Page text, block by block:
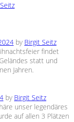
by Birgit Seitz
findet
statt und
Jahren.
by Birgit Seitz
unser legendäres
auf allen 3 Plätzen